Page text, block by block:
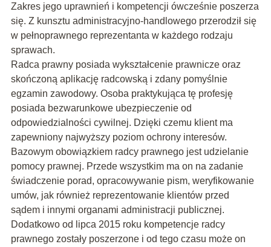
Zakres jego uprawnień i kompetencji ówcześnie poszerza
się. Z kunsztu administracyjno-handlowego przerodził się
w pełnoprawnego reprezentanta w każdego rodzaju
sprawach.
Radca prawny posiada wykształcenie prawnicze oraz
skończoną aplikację radcowską i zdany pomyślnie
egzamin zawodowy. Osoba praktykująca tę profesję
posiada bezwarunkowe ubezpieczenie od
odpowiedzialności cywilnej. Dzięki czemu klient ma
zapewniony najwyższy poziom ochrony interesów.
Bazowym obowiązkiem radcy prawnego jest udzielanie
pomocy prawnej. Przede wszystkim ma on na zadanie
świadczenie porad, opracowywanie pism, weryfikowanie
umów, jak również reprezentowanie klientów przed
sądem i innymi organami administracji publicznej.
Dodatkowo od lipca 2015 roku kompetencje radcy
prawnego zostały poszerzone i od tego czasu może on